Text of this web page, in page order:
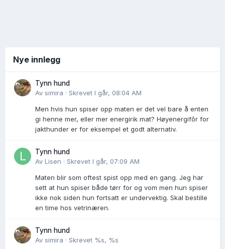
Nye innlegg
Tynn hund
Av simira · Skrevet I går, 08:04 AM
Men hvis hun spiser opp maten er det vel bare å enten
gi henne mer, eller mer energirik mat? Høyenergifôr for
jakthunder er for eksempel et godt alternativ.
Tynn hund
Av Lisen · Skrevet I går, 07:09 AM
Maten blir som oftest spist opp med en gang. Jeg har
sett at hun spiser både tørr for og vom men hun spiser
ikke nok siden hun fortsatt er undervektig. Skal bestille
en time hos vetrinæren.
Tynn hund
Av simira · Skrevet %s, %s